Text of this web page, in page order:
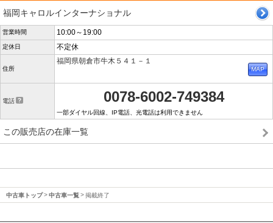
福岡キャロルインターナショナル
営業時間 10:00～19:00
定休日 不定休
住所
福岡県朝倉市牛木５４１－１
電話 0078-6002-749384
一部ダイヤル回線、IP電話、光電話は利用できません
この販売店の在庫一覧
中古車トップ 中古車一覧 掲載終了